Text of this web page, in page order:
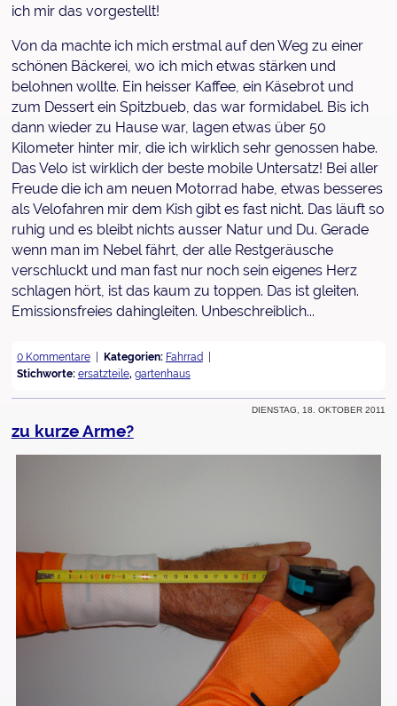
ich mir das vorgestellt!
Von da machte ich mich erstmal auf den Weg zu einer
schönen Bäckerei, wo ich mich etwas stärken und
belohnen wollte. Ein heisser Kaffee, ein Käsebrot und
zum Dessert ein Spitzbueb, das war formidabel. Bis ich
dann wieder zu Hause war, lagen etwas über 50
Kilometer hinter mir, die ich wirklich sehr genossen habe.
Das Velo ist wirklich der beste mobile Untersatz! Bei aller
Freude die ich am neuen Motorrad habe, etwas besseres
als Velofahren mir dem Kish gibt es fast nicht. Das läuft so
ruhig und es bleibt nichts ausser Natur und Du. Gerade
wenn man im Nebel fährt, der alle Restgeräusche
verschluckt und man fast nur noch sein eigenes Herz
schlagen hört, ist das kaum zu toppen. Das ist gleiten.
Emissionsfreies dahingleiten. Unbeschreiblich...
0 Kommentare Kategorien: Fahrrad
Stichworte: ersatzteile, gartenhaus
Dienstag, 18. Oktober 2011
zu kurze Arme?